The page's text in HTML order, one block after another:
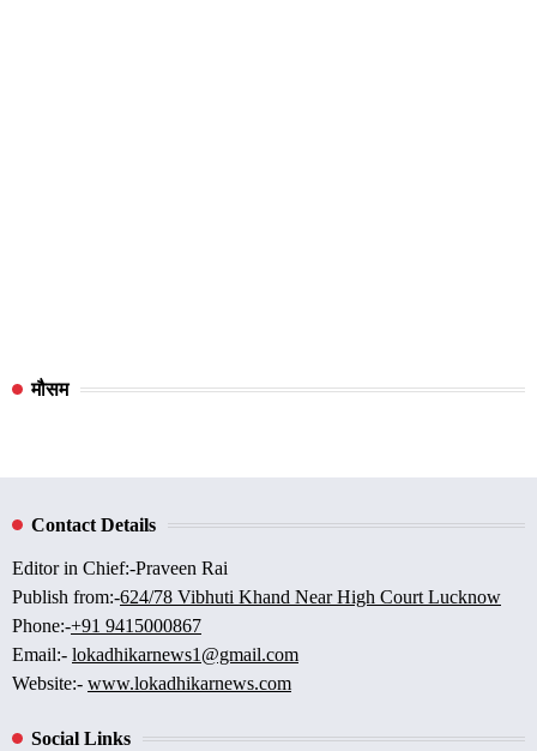
मौसम
Contact Details
Editor in Chief:-Praveen Rai
Publish from:-624/78 Vibhuti Khand Near High Court Lucknow
Phone:-+91 9415000867
Email:- lokadhikarnews1@gmail.com
Website:- www.lokadhikarnews.com
Social Links